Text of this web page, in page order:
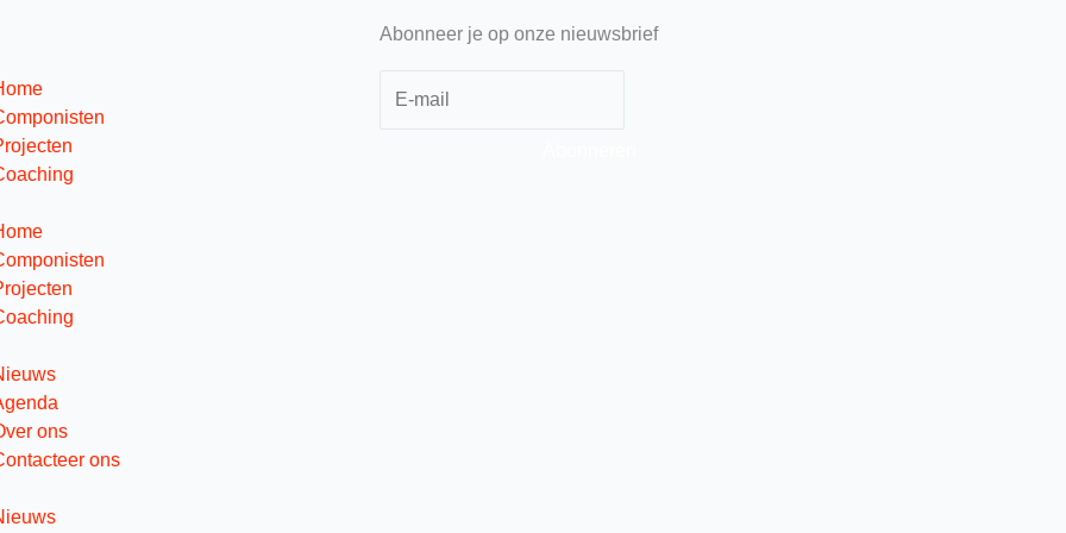
ons
ons
Abonneer je op onze nieuwsbrief